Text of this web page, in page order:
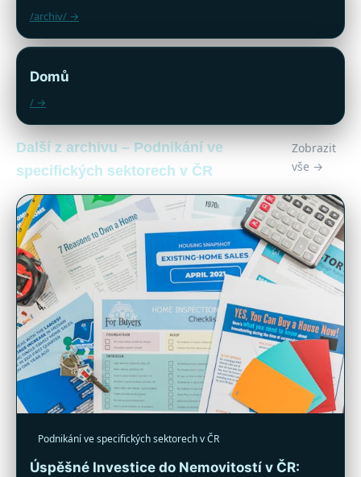
/archiv/ →
Domů
/ →
Další z archivu – Podnikání ve
specifických sektorech v ČR
Zobrazit
vše →
Podnikání ve specifických sektorech v ČR
Úspěšné Investice do Nemovitostí v ČR: